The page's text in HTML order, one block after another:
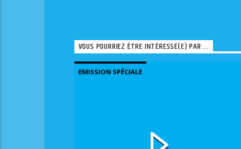
VOUS POURRIEZ ÊTRE INTÉRESSÉ(E) PAR ...
EMISSION SPÉCIALE